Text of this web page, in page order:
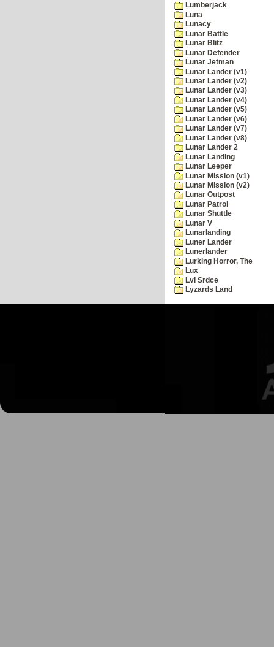
Lumberjack
Luna
Lunacy
Lunar Battle
Lunar Blitz
Lunar Defender
Lunar Jetman
Lunar Lander (v1)
Lunar Lander (v2)
Lunar Lander (v3)
Lunar Lander (v4)
Lunar Lander (v5)
Lunar Lander (v6)
Lunar Lander (v7)
Lunar Lander (v8)
Lunar Lander 2
Lunar Landing
Lunar Leeper
Lunar Mission (v1)
Lunar Mission (v2)
Lunar Outpost
Lunar Patrol
Lunar Shuttle
Lunar V
Lunarlanding
Luner Lander
Lunerlander
Lurking Horror, The
Lux
Lvi Srdce
Lyzards Land